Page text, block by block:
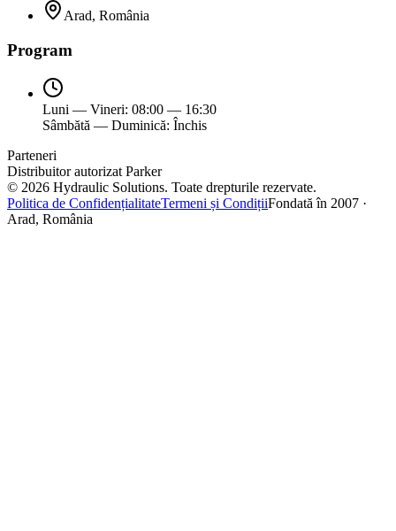
Arad, România
Program
Luni — Vineri: 08:00 — 16:30
Sâmbătă — Duminică: Închis
Parteneri
Distribuitor autorizat Parker
© 2026 Hydraulic Solutions. Toate drepturile rezervate.
Politica de ConfidențialitateTermeni și CondițiiFondată în 2007 ·
Arad, România